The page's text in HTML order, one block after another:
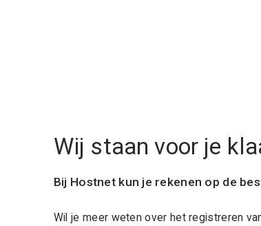
Wij staan voor je
Bij Hostnet kun je rekenen op de
Wil je meer weten over het registreren